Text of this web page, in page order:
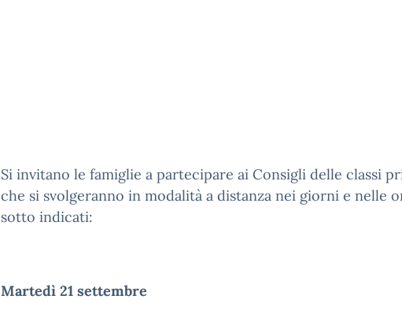
Si invitano le famiglie a partecipare ai Consigli delle classi
che si svolgeranno in modalità a distanza nei giorni e nelle
sotto indicati:
Martedì 21 settembre